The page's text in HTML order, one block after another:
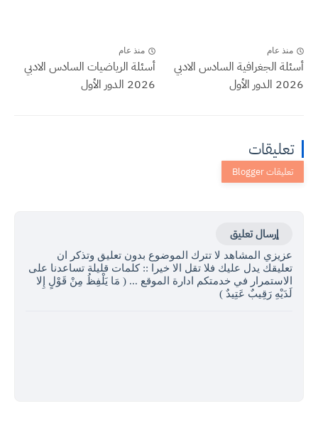
منذ عام
أسئلة الجغرافية السادس الادبي
2026 الدور الأول
منذ عام
أسئلة الرياضيات السادس الادبي
2026 الدور الأول
تعليقات
إرسال تعليق
عزيزي المشاهد لا تترك الموضوع بدون تعليق وتذكر ان
تعليقك يدل عليك فلا تقل الا خيرا :: كلمات قليلة تساعدنا على
الاستمرار في خدمتكم ادارة الموقع ... ( مَا يَلْفِظُ مِنْ قَوْلٍ إِلا
لَدَيْهِ رَقِيبٌ عَتِيدٌ )